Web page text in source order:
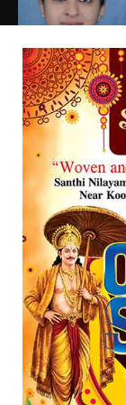
Get In Touch